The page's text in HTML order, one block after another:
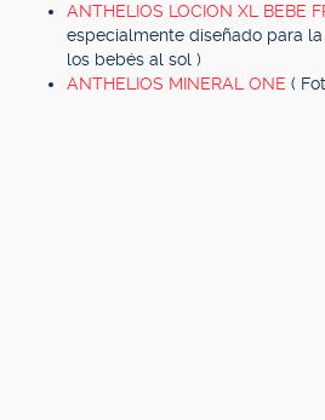
ANTHELIOS LOCION XL BEBE
especialmente diseñado para
los bebés al sol )
ANTHELIOS MINERAL ONE (